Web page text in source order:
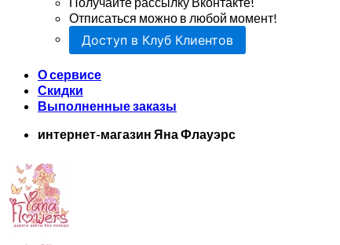
Отписаться можно в любой момент!
Доступ в Клуб Клиентов
О сервисе
Скидки
Выполненные заказы
интернет-магазин Яна Флауэрс